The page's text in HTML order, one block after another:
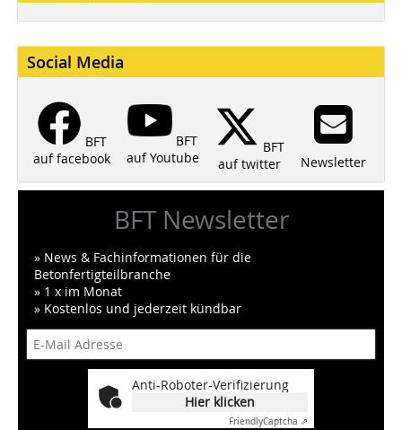
Social Media
BFT
auf facebook
BFT
auf Youtube
BFT
auf twitter
Newsletter
BFT Newsletter
» News & Fachinformationen für die
Betonfertigteilbranche
» 1 x im Monat
» Kostenlos und jederzeit kündbar
Anti-Roboter-Verifizierung
Hier klicken
FriendlyCaptcha ⇗